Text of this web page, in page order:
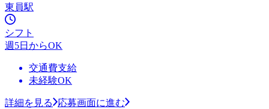
東員駅
シフト
週5日からOK
交通費支給
未経験OK
詳細を見る
応募画面に進む